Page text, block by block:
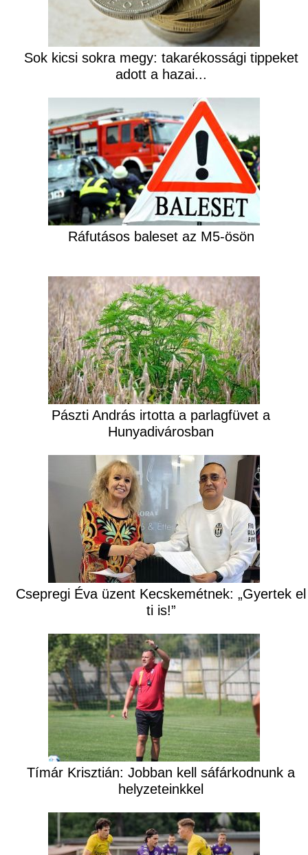
Sok kicsi sokra megy: takarékossági tippeket
adott a hazai...
Ráfutásos baleset az M5-ösön
Pászti András irtotta a parlagfüvet a
Hunyadivárosban
Csepregi Éva üzent Kecskemétnek: „Gyertek el
ti is!”
Tímár Krisztián: Jobban kell sáfárkodnunk a
helyzeteinkkel